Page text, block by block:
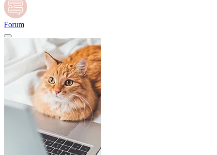
Forum